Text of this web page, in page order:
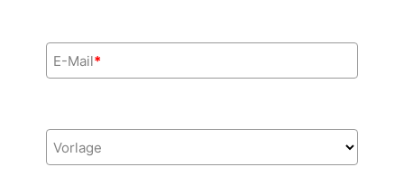
E-Mail*
Vorlage